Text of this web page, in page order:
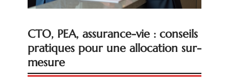
CTO, PEA, assurance-vie : conseils
pratiques pour une allocation sur-
mesure